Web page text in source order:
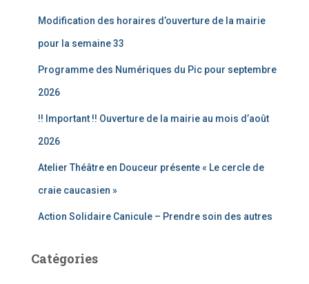
Modification des horaires d’ouverture de la mairie
pour la semaine 33
Programme des Numériques du Pic pour septembre
2026
!! Important !! Ouverture de la mairie au mois d’août
2026
Atelier Théâtre en Douceur présente « Le cercle de
craie caucasien »
Action Solidaire Canicule – Prendre soin des autres
Catégories